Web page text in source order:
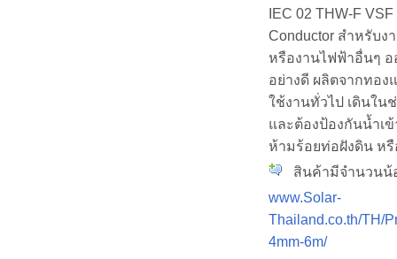
IEC 02 THW-F
Conductor สำหรับง
หรืองานไฟฟ้าอื่นๆ
อย่างดี ผลิตจากทอง
ใช้งานทั่วไป เดินใน
และต้องป้องกันน้ำเ
ห้ามร้อยท่อฝังดิน หรื
สินค้ามีจำนวนน้
www.Solar-
Thailand.co.th/TH/
4mm-6m/